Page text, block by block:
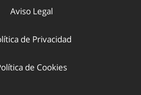
Aviso Legal
de Privacidad
de Cookies